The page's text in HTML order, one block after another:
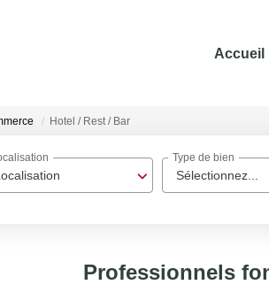
Accueil
Hotel / Rest / Bar
Sélectionnez...
Type de bien
Professionnels